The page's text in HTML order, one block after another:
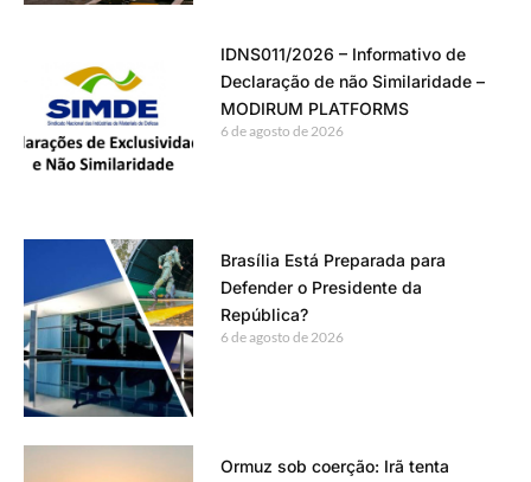
IDNS011/2026 – Informativo de
Declaração de não Similaridade –
MODIRUM PLATFORMS
6 de agosto de 2026
Brasília Está Preparada para
Defender o Presidente da
República?
6 de agosto de 2026
Ormuz sob coerção: Irã tenta